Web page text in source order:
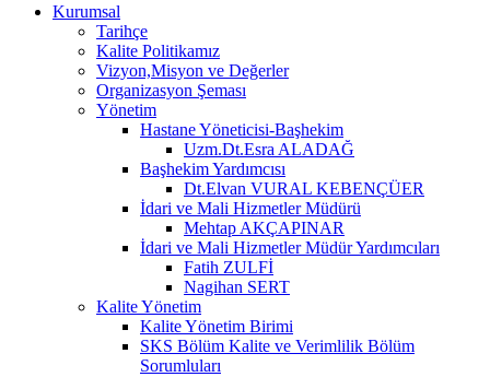
Kurumsal
Tarihçe
Kalite Politikamız
Vizyon,Misyon ve Değerler
Organizasyon Şeması
Yönetim
Hastane Yöneticisi-Başhekim
Uzm.Dt.Esra ALADAĞ
Başhekim Yardımcısı
Dt.Elvan VURAL KEBENÇÜER
İdari ve Mali Hizmetler Müdürü
Mehtap AKÇAPINAR
İdari ve Mali Hizmetler Müdür Yardımcıları
Fatih ZULFİ
Nagihan SERT
Kalite Yönetim
Kalite Yönetim Birimi
SKS Bölüm Kalite ve Verimlilik Bölüm
Sorumluları